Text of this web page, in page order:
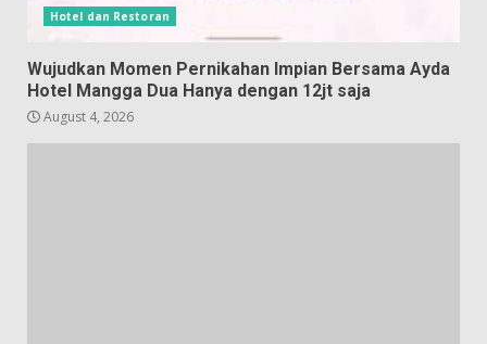
Hotel dan Restoran
Wujudkan Momen Pernikahan Impian Bersama Ayda
Hotel Mangga Dua Hanya dengan 12jt saja
August 4, 2026